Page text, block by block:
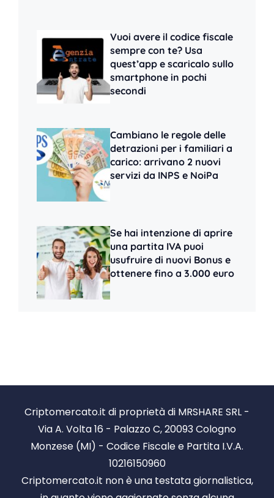
Vuoi avere il codice fiscale
sempre con te? Usa
quest’app e scaricalo sullo
smartphone in pochi
secondi
Cambiano le regole delle
detrazioni per i familiari a
carico: arrivano 2 nuovi
servizi da INPS e NoiPa
Se hai intenzione di aprire
una partita IVA puoi
usufruire di nuovi Bonus e
ottenere fino a 3.000 euro
Criptomercato.it di proprietà di MRSHARE SRL -
Via A. Volta 16 - Palazzo C, 20093 Cologno
Monzese (MI) - Codice Fiscale e Partita I.V.A.
10216150960
Criptomercato.it non è una testata giornalistica,